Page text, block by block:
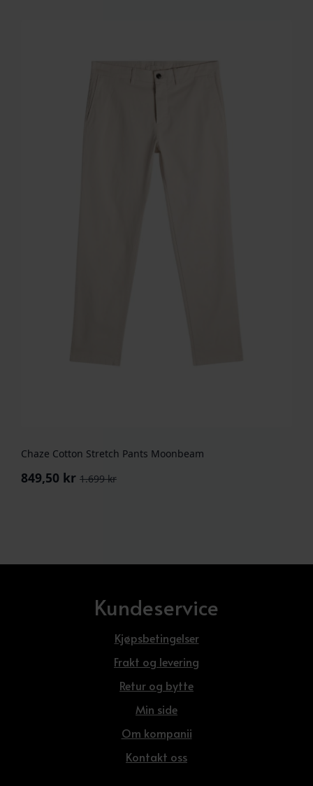
Chaze Cotton Stretch Pants Moonbeam
1.699kr
Opprinnelig
849,50 kr
Nåværende
Kundeservice
Kjøpsbetingelser
Frakt og levering
Retur og bytte
Min side
Om kompanii
Kontakt oss